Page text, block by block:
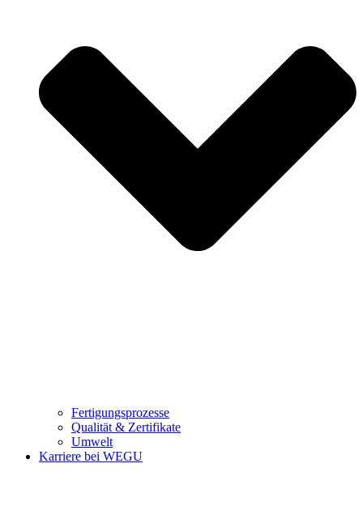
Fertigungsprozesse
Qualität & Zertifikate
Umwelt
Karriere bei WEGU